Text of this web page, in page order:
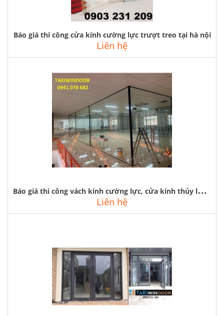
Báo giá thi công cửa kính cường lực trượt treo tại hà nội
Liên hệ
B
áo giá thi công vách kính cường lực, cửa kính thủy lực tại hà nội
Liên hệ